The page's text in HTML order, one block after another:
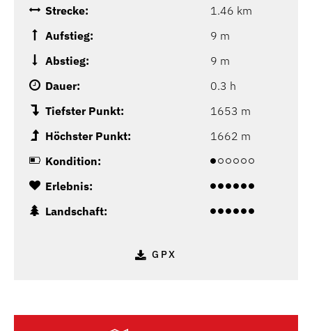
Strecke:
1.46 km
Aufstieg:
9 m
Abstieg:
9 m
Dauer:
0.3 h
Tiefster Punkt:
1653 m
Höchster Punkt:
1662 m
Kondition:
Erlebnis:
Landschaft:
GPX